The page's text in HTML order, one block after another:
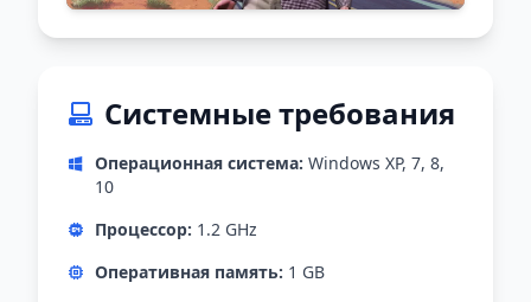
Системные требования
Операционная система: Windows XP, 7, 8,
10
Процессор: 1.2 GHz
Оперативная память: 1 GB